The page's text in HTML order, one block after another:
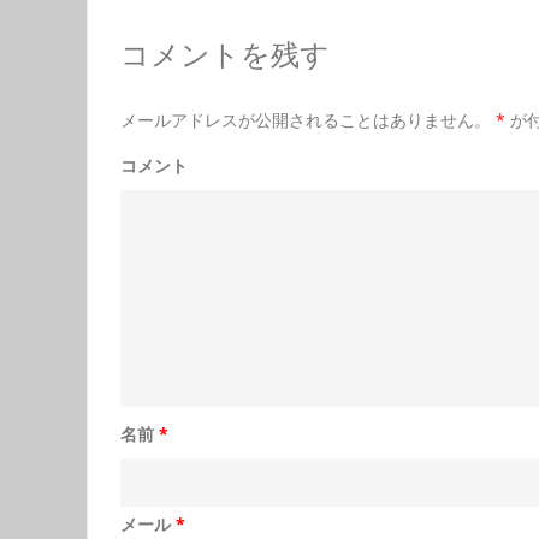
コメントを残す
メールアドレスが公開されることはありません。 * が
コメント
名前 *
メール*